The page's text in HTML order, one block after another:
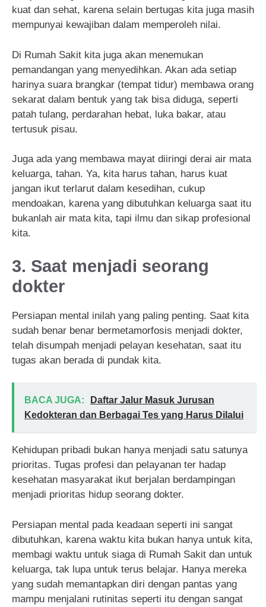
kuat dan sehat, karena selain bertugas kita juga masih
mempunyai kewajiban dalam memperoleh nilai.
Di Rumah Sakit kita juga akan menemukan
pemandangan yang menyedihkan. Akan ada setiap
harinya suara brangkar (tempat tidur) membawa orang
sekarat dalam bentuk yang tak bisa diduga, seperti
patah tulang, perdarahan hebat, luka bakar, atau
tertusuk pisau.
Juga ada yang membawa mayat diiringi derai air mata
keluarga, tahan. Ya, kita harus tahan, harus kuat
jangan ikut terlarut dalam kesedihan, cukup
mendoakan, karena yang dibutuhkan keluarga saat itu
bukanlah air mata kita, tapi ilmu dan sikap profesional
kita.
3. Saat menjadi seorang
dokter
Persiapan mental inilah yang paling penting. Saat kita
sudah benar benar bermetamorfosis menjadi dokter,
telah disumpah menjadi pelayan kesehatan, saat itu
tugas akan berada di pundak kita.
BACA JUGA:
Daftar Jalur Masuk Jurusan
Kedokteran dan Berbagai Tes yang Harus Dilalui
Kehidupan pribadi bukan hanya menjadi satu satunya
prioritas. Tugas profesi dan pelayanan ter hadap
kesehatan masyarakat ikut berjalan berdampingan
menjadi prioritas hidup seorang dokter.
Persiapan mental pada keadaan seperti ini sangat
dibutuhkan, karena waktu kita bukan hanya untuk kita,
membagi waktu untuk siaga di Rumah Sakit dan untuk
keluarga, tak lupa untuk terus belajar. Hanya mereka
yang sudah memantapkan diri dengan pantas yang
mampu menjalani rutinitas seperti itu dengan sangat